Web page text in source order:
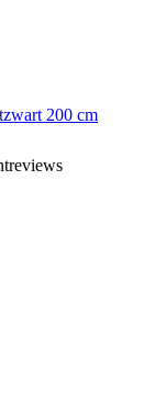
200 cm